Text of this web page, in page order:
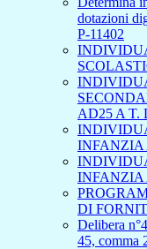
dotazioni
P-11402
AD25 A T.
INFANZIA
INFANZIA
DI
Delibera
45, comma